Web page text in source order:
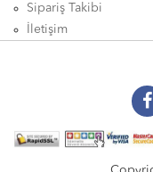
Sipariş Takibi
İletişim